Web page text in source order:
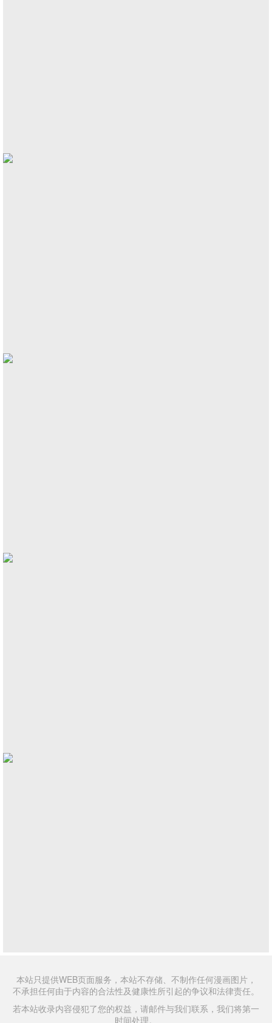
本站只提供WEB页面服务，本站不存储、不制作任何漫画图片，
不承担任何由于内容的合法性及健康性所引起的争议和法律责任。
若本站收录内容侵犯了您的权益，请邮件与我们联系，我们将第一
时间处理。